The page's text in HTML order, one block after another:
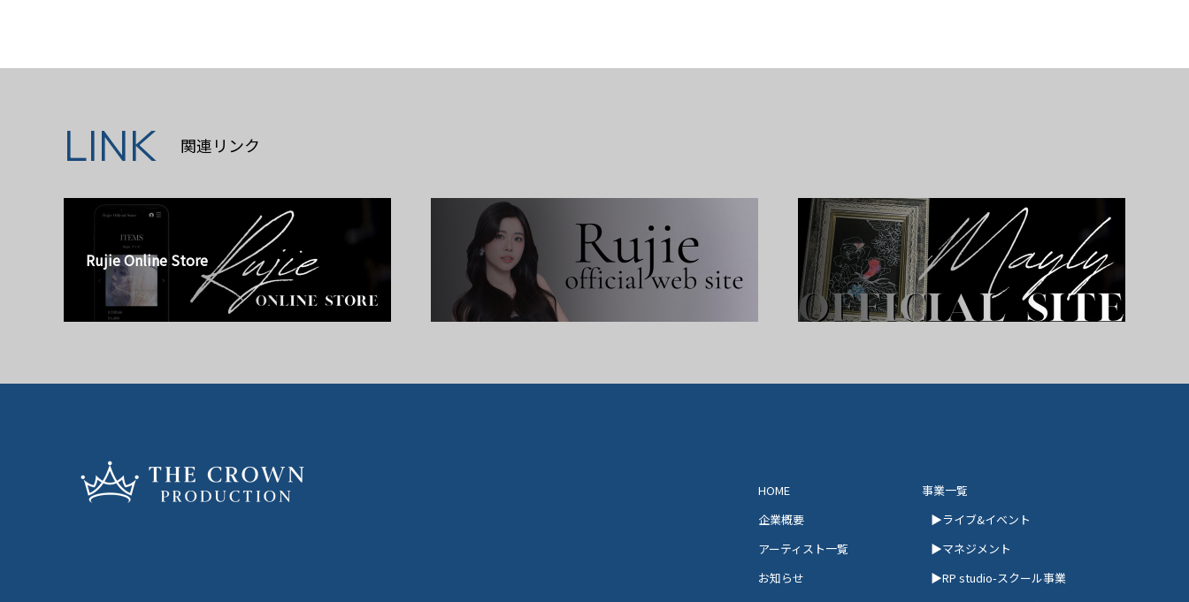
LINK 関連リンク
Rujie Online Store
HOME
企業概要
アーティスト一覧
お知らせ
事業一覧
ライブ&イベント
マネジメント
RP studio-スクール事業